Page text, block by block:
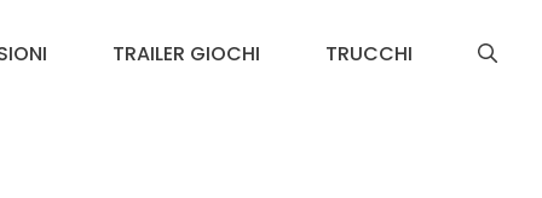
TRAILER GIOCHI TRUCCHI